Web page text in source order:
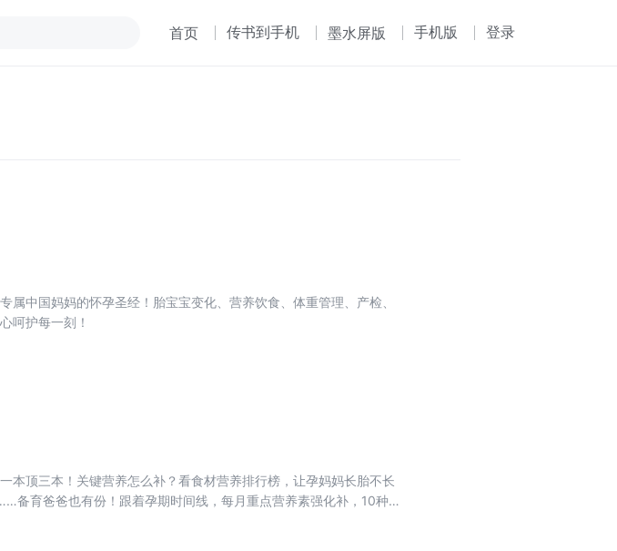
首页 传书到手机 墨水屏版 手机版 登录
中国妈妈的怀孕圣经！胎宝宝变化、营养饮食、体重管理、产检、
呵护每一刻！
本顶三本！关键营养怎么补？看食材营养排行榜，让孕妈妈长胎不长
备育爸爸也有份！跟着孕期时间线，每月重点营养素强化补，10种明